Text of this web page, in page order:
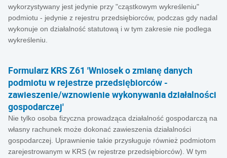
wykorzystywany jest jedynie przy "cząstkowym wykreśleniu"
podmiotu - jedynie z rejestru przedsiębiorców, podczas gdy nadal
wykonuje on działalność statutową i w tym zakresie nie podlega
wykreśleniu.
Formularz KRS Z61 'Wniosek o zmianę danych
podmiotu w rejestrze przedsiębiorców -
zawieszenie/wznowienie wykonywania działalności
gospodarczej'
Nie tylko osoba fizyczna prowadząca działalność gospodarczą na
własny rachunek może dokonać zawieszenia działalności
gospodarczej. Uprawnienie takie przysługuje również podmiotom
zarejestrowanym w KRS (w rejestrze przedsiębiorców). W tym